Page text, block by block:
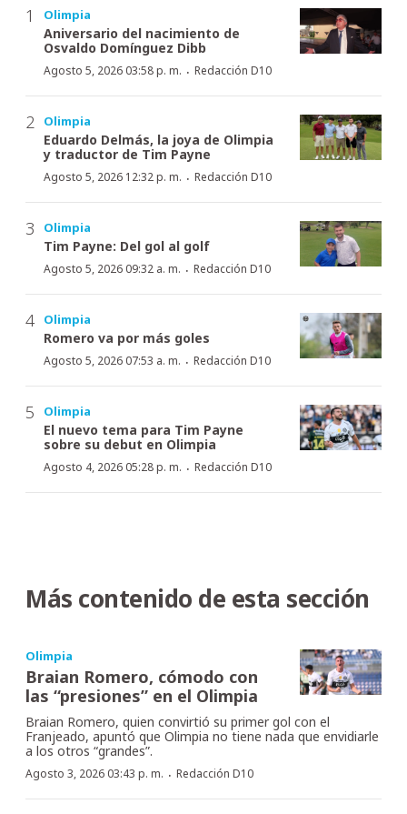
Olimpia
Aniversario del nacimiento de
Osvaldo Domínguez Dibb
Agosto 5, 2026 03:58 p. m. · Redacción D10
Olimpia
Eduardo Delmás, la joya de Olimpia
y traductor de Tim Payne
Agosto 5, 2026 12:32 p. m. · Redacción D10
Olimpia
Tim Payne: Del gol al golf
Agosto 5, 2026 09:32 a. m. · Redacción D10
Olimpia
Romero va por más goles
Agosto 5, 2026 07:53 a. m. · Redacción D10
Olimpia
El nuevo tema para Tim Payne
sobre su debut en Olimpia
Agosto 4, 2026 05:28 p. m. · Redacción D10
Más contenido de esta sección
Olimpia
Braian Romero, cómodo con
las “presiones” en el Olimpia
Braian Romero, quien convirtió su primer gol con el
Franjeado, apuntó que Olimpia no tiene nada que envidiarle
a los otros “grandes”.
Agosto 3, 2026 03:43 p. m. · Redacción D10